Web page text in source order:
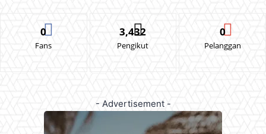
0
Fans
3,432
Pengikut
0
Pelanggan
- Advertisement -